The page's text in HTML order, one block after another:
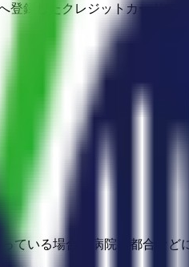
録したクレジットカードで
ている場合や病院の都合な